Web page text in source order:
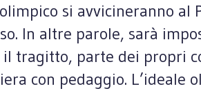
si avvicineranno
In altre parole, sarà
tragitto, parte dei propri
con pedaggio.